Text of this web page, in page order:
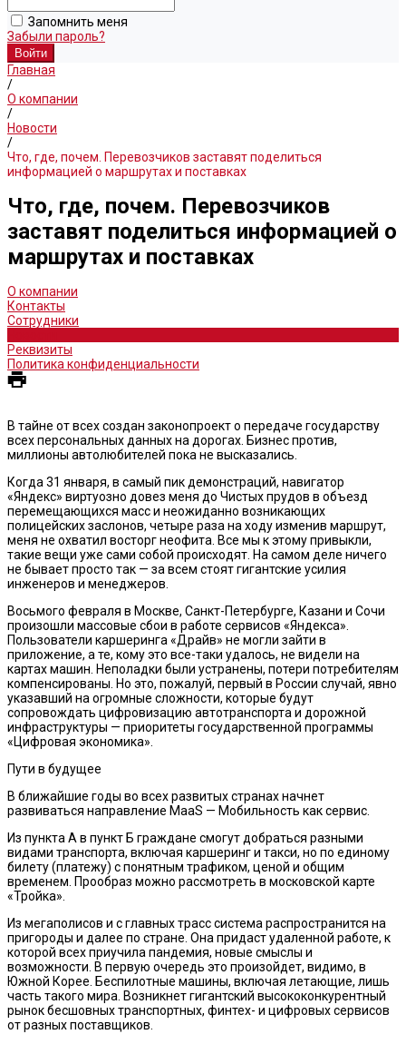
Запомнить меня
Забыли пароль?
Главная
/
О компании
/
Новости
/
Что, где, почем. Перевозчиков заставят поделиться
информацией о маршрутах и поставках
Что, где, почем. Перевозчиков
заставят поделиться информацией о
маршрутах и поставках
О компании
Контакты
Сотрудники
Реквизиты
Политика конфиденциальности
В тайне от всех создан законопроект о передаче государству
всех персональных данных на дорогах. Бизнес против,
миллионы автолюбителей пока не высказались.
Когда 31 января, в самый пик демонстраций, навигатор
«Яндекс» виртуозно довез меня до Чистых прудов в объезд
перемещающихся масс и неожиданно возникающих
полицейских заслонов, четыре раза на ходу изменив маршрут,
меня не охватил восторг неофита. Все мы к этому привыкли,
такие вещи уже сами собой происходят. На самом деле ничего
не бывает просто так — за всем стоят гигантские усилия
инженеров и менеджеров.
Восьмого февраля в Москве, Санкт-Петербурге, Казани и Сочи
произошли массовые сбои в работе сервисов «Яндекса».
Пользователи каршеринга «Драйв» не могли зайти в
приложение, а те, кому это все-таки удалось, не видели на
картах машин. Неполадки были устранены, потери потребителям
компенсированы. Но это, пожалуй, первый в России случай, явно
указавший на огромные сложности, которые будут
сопровождать цифровизацию автотранспорта и дорожной
инфраструктуры — приоритеты государственной программы
«Цифровая экономика».
Пути в будущее
В ближайшие годы во всех развитых странах начнет
развиваться направление MaaS — Мобильность как сервис.
Из пункта А в пункт Б граждане смогут добраться разными
видами транспорта, включая каршеринг и такси, но по единому
билету (платежу) с понятным трафиком, ценой и общим
временем. Прообраз можно рассмотреть в московской карте
«Тройка».
Из мегаполисов и с главных трасс система распространится на
пригороды и далее по стране. Она придаст удаленной работе, к
которой всех приучила пандемия, новые смыслы и
возможности. В первую очередь это произойдет, видимо, в
Южной Корее. Беспилотные машины, включая летающие, лишь
часть такого мира. Возникнет гигантский высококонкурентный
рынок бесшовных транспортных, финтех- и цифровых сервисов
от разных поставщиков.